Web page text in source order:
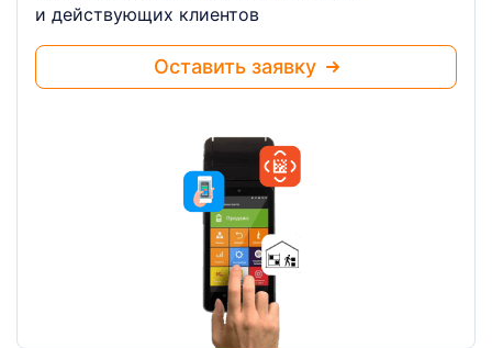
и действующих клиентов
Оставить заявку